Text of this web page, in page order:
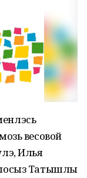
весовой
Илья
Татышлы